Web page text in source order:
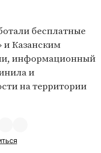
бесплатные
Казанским
информационный
и
на территории